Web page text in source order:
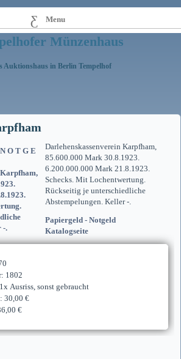
Menu
Münzenhaus
Auktionshaus in Berlin Tempelhof
Darlehenskassenverein Karpfham,
85.600.000 Mark 30.8.1923.
6.200.000.000 Mark 21.8.1923.
Schecks. Mit Lochentwertung.
Rückseitig je unterschiedliche
Abstempelungen. Keller -.
Papiergeld - Notgeld
Katalogseite
1802
Ausriss, sonst gebraucht
30,00 €
€